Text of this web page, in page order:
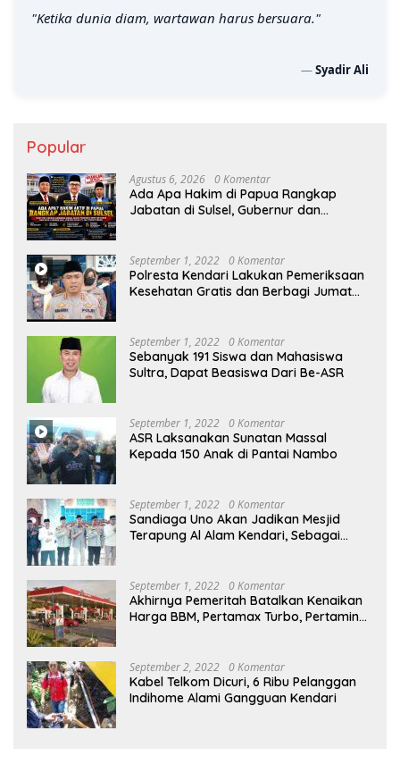
"Ketika dunia diam, wartawan harus bersuara."
—Syadir Ali
Popular
Agustus 6, 2026 0 Komentar
Ada Apa Hakim di Papua Rangkap
Jabatan di Sulsel, Gubernur dan
September 1, 2022 0 Komentar
Polresta Kendari Lakukan Pemeriksaan
Kesehatan Gratis dan Berbagi Jumat
September 1, 2022 0 Komentar
Sebanyak 191 Siswa dan Mahasiswa
Sultra, Dapat Beasiswa Dari Be-ASR
September 1, 2022 0 Komentar
ASR Laksanakan Sunatan Massal
Kepada 150 Anak di Pantai Nambo
September 1, 2022 0 Komentar
Sandiaga Uno Akan Jadikan Mesjid
Terapung Al Alam Kendari, Sebagai
September 1, 2022 0 Komentar
Akhirnya Pemeritah Batalkan Kenaikan
Harga BBM, Pertamax Turbo, Pertamina
September 2, 2022 0 Komentar
Kabel Telkom Dicuri, 6 Ribu Pelanggan
Indihome Alami Gangguan Kendari